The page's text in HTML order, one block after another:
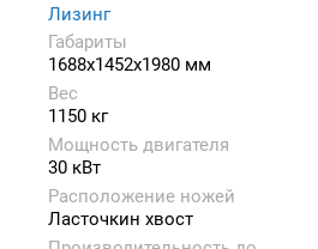
Лизинг
Габариты
1688x1452x1980 мм
Вес
1150 кг
Мощность двигателя
30 кВт
Расположение ножей
Ласточкин хвост